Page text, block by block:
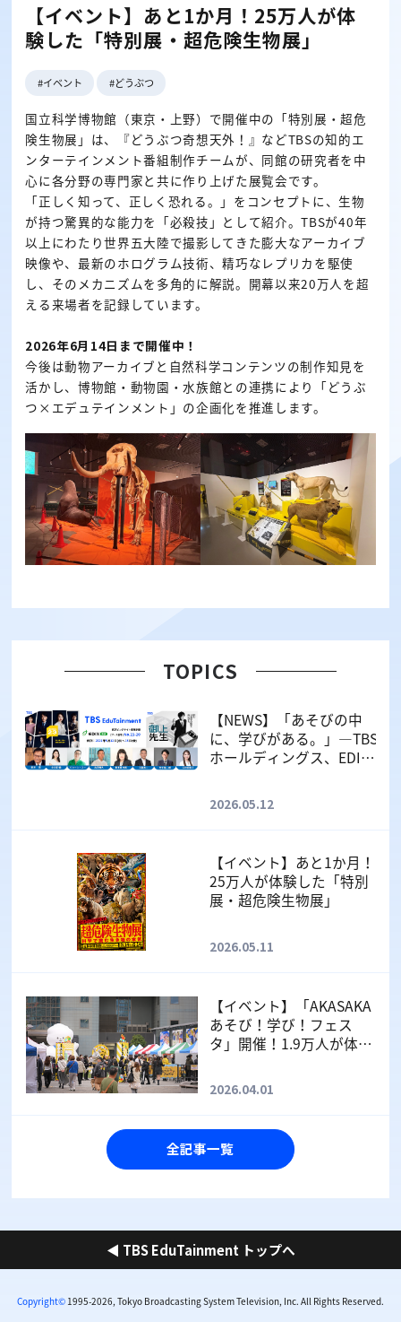
【イベント】あと1か月！25万人が体
験した「特別展・超危険生物展」
#イベント #どうぶつ
国立科学博物館（東京・上野）で開催中の「特別展・超危
険生物展」は、『どうぶつ奇想天外！』などTBSの知的エ
ンターテインメント番組制作チームが、同館の研究者を中
心に各分野の専門家と共に作り上げた展覧会です。
「正しく知って、正しく恐れる。」をコンセプトに、生物
が持つ驚異的な能力を「必殺技」として紹介。TBSが40年
以上にわたり世界五大陸で撮影してきた膨大なアーカイブ
映像や、最新のホログラム技術、精巧なレプリカを駆使
し、そのメカニズムを多角的に解説。開幕以来20万人を超
える来場者を記録しています。
2026年6月14日まで開催中！
今後は動物アーカイブと自然科学コンテンツの制作知見を
活かし、博物館・動物園・水族館との連携により「どうぶ
つ×エデュテインメント」の企画化を推進します。
TOPICS
【NEWS】「あそびの中
に、学びがある。」—TBS
ホールディングス、EDIX
間のエンタメ力を、教育
へ
2026.05.12
【イベント】あと1か月！
25万人が体験した「特別
展・超危険生物展」
2026.05.11
【イベント】「AKASAKA
あそび！学び！フェス
タ」開催！1.9万人が体験
る”3日間
2026.04.01
全記事一覧
◀ TBS EduTainment トップへ
Copyright© 1995-2026, Tokyo Broadcasting System Television, Inc. All Rights Reserved.